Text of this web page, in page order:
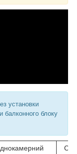
установки
балконного блоку